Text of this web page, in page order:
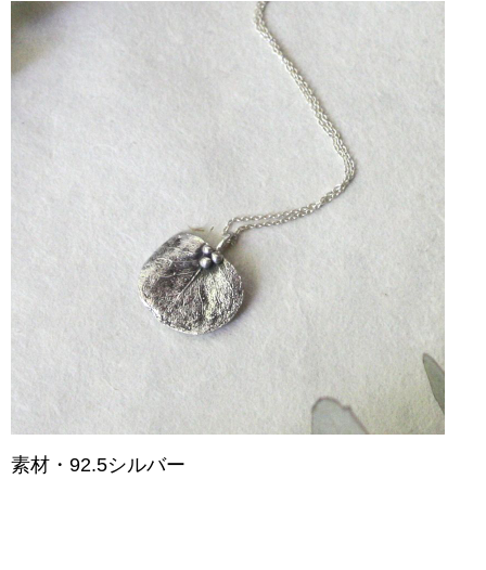
素材・92.5シルバー